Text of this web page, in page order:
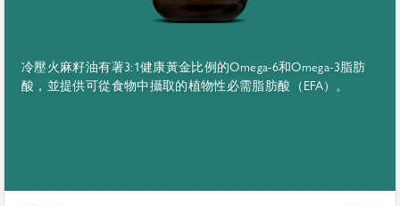
冷壓火麻籽油有著3:1健康黃金比例的Omega-6和Omega-3脂肪
酸，並提供可從食物中攝取的植物性必需脂肪酸（EFA）。